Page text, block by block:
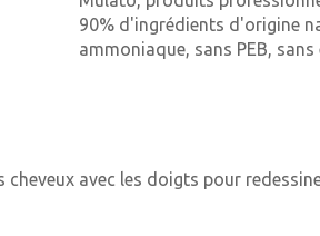
90% d'ingrédients d'origine
ammoniaque, sans PEB, sans
avec les doigts pour